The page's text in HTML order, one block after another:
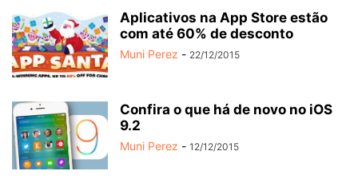
Aplicativos na App Store estão
com até 60% de desconto
Muni Perez - 22/12/2015
Confira o que há de novo no iOS
9.2
Muni Perez - 12/12/2015